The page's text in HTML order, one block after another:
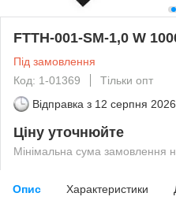
FTTH-001-SM-1,0 W
Під замовлення
Код: 1-01369
Тільки опт
Відправка з 12 серпня 2026
Ціну уточнюйте
Мінімальна сума замовлення
Опис Характеристики